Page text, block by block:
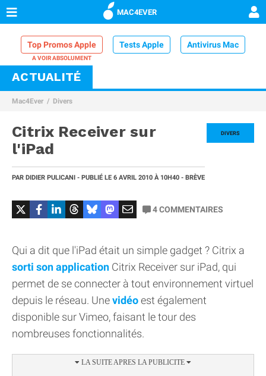
MAC4EVER
Top Promos Apple Tests Apple Antivirus Mac
VPN Mac
Comparatif iPhone
ACTUALITÉ
Mac4Ever Divers
DIVERS
Citrix Receiver sur
l'iPad
PAR DIDIER PULICANI - PUBLIÉ LE 6 AVRIL 2010 À 10H40 - BRÈVE
4COMMENTAIRES
Qui a dit que l'iPad était un simple gadget ? Citrix a
sorti son application Citrix Receiver sur iPad, qui
permet de se connecter à tout environnement virtuel
depuis le réseau. Unevidéoest également
disponible sur Vimeo, faisant le tour des
nombreuses fonctionnalités.